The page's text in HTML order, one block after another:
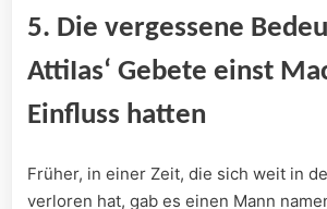
5. Die vergessene
‌AttiIas‘ Gebete einst
Einfluss hatten
Früher, in ⁣einer Zeit, die sich weit ‌in
verloren hat, gab es ⁢einen Mann